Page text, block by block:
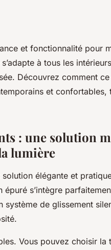
et fonctionnalité pour
à tous les
Découvrez comment
et confortables,
: une solution
lumière
élégante et
s’intègre
système de glissement
Vous pouvez choisir la